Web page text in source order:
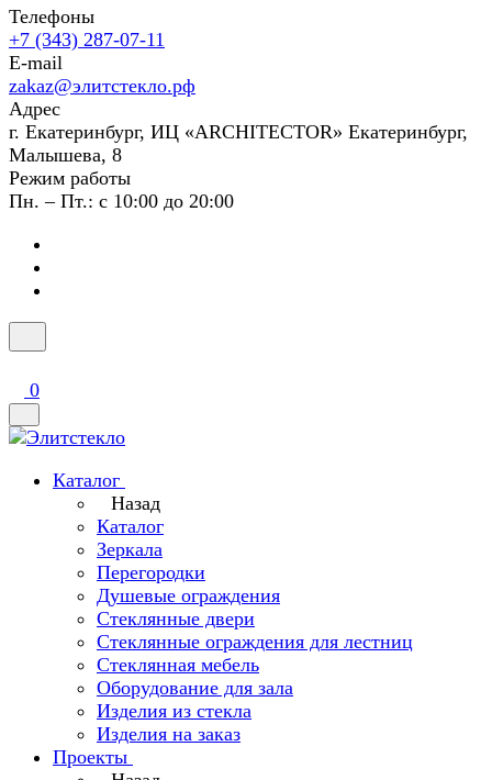
Телефоны
+7 (343) 287-07-11
E-mail
zakaz@элитстекло.рф
Адрес
г. Екатеринбург, ИЦ «ARCHITECTOR» Екатеринбург,
Малышева, 8
Режим работы
Пн. – Пт.: с 10:00 до 20:00
0
Каталог
Назад
Каталог
Зеркала
Перегородки
Душевые ограждения
Стеклянные двери
Стеклянные ограждения для лестниц
Стеклянная мебель
Оборудование для зала
Изделия из стекла
Изделия на заказ
Проекты